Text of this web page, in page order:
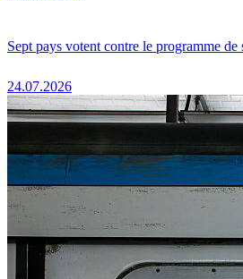
Sept pays votent contre le programme de
24.07.2026